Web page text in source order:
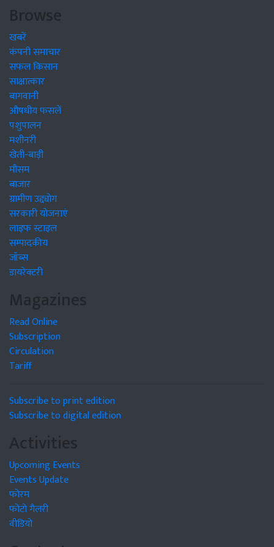
Browse
खबरें
कंपनी समाचार
सफल किसान
साक्षात्कार
बागवानी
औषधीय फसलें
पशुपालन
मशीनरी
खेती-बाड़ी
मौसम
बाजार
ग्रामीण उद्द्योग
सरकारी योजनाएं
लाइफ स्टाइल
सम्पादकीय
जॉब्स
डायरेक्टरी
Magazines
Read Online
Subscription
Circulation
Tariff
Subscribe to print edition
Subscribe to digital edition
Activities
Upcoming Events
Events Update
फोरम
फोटो गैलरी
वीडियो